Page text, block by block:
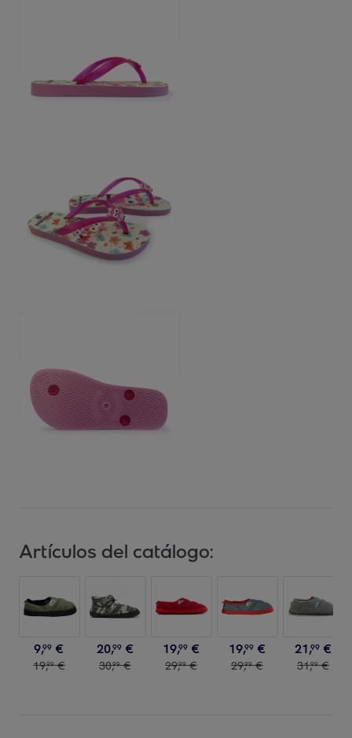
Artículos del catálogo:
9,99 €
19,99 €
20,99 €
30,99 €
19,99 €
29,99 €
19,99 €
29,99 €
21,99 €
31,99 €